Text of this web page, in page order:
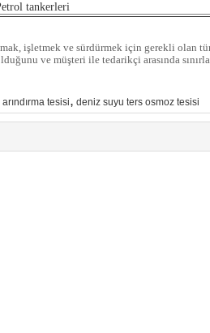
tankerleri
işletmek ve sürdürmek için gerekli olan
ve müşteri ile tedarikçi arasında
tesisi, deniz suyu ters osmoz tesisi